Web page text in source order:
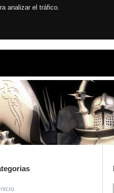
analizar el tráfico.